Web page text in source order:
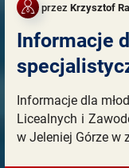
przez Krzysztof
Informacje
Informacje dla
Licealnych i
w Jeleniej Górze w